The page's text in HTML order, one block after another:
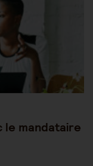
le mandataire